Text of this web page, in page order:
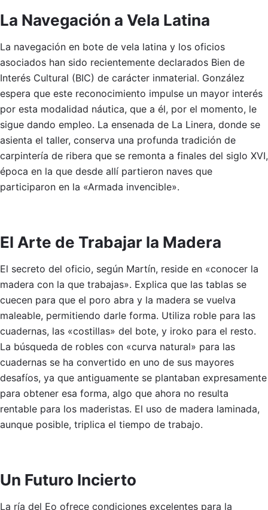
La Navegación a Vela Latina
La navegación en bote de vela latina y los oficios
asociados han sido recientemente declarados Bien de
Interés Cultural (BIC) de carácter inmaterial. González
espera que este reconocimiento impulse un mayor interés
por esta modalidad náutica, que a él, por el momento, le
sigue dando empleo. La ensenada de La Linera, donde se
asienta el taller, conserva una profunda tradición de
carpintería de ribera que se remonta a finales del siglo XVI,
época en la que desde allí partieron naves que
participaron en la «Armada invencible».
El Arte de Trabajar la Madera
El secreto del oficio, según Martín, reside en «conocer la
madera con la que trabajas». Explica que las tablas se
cuecen para que el poro abra y la madera se vuelva
maleable, permitiendo darle forma. Utiliza roble para las
cuadernas, las «costillas» del bote, y iroko para el resto.
La búsqueda de robles con «curva natural» para las
cuadernas se ha convertido en uno de sus mayores
desafíos, ya que antiguamente se plantaban expresamente
para obtener esa forma, algo que ahora no resulta
rentable para los maderistas. El uso de madera laminada,
aunque posible, triplica el tiempo de trabajo.
Un Futuro Incierto
La ría del Eo ofrece condiciones excelentes para la